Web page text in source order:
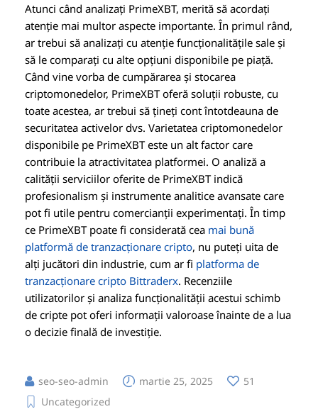
Atunci când analizați PrimeXBT, merită să acordați
atenție mai multor aspecte importante. În primul rând,
ar trebui să analizați cu atenție funcționalitățile sale și
să le comparați cu alte opțiuni disponibile pe piață.
Când vine vorba de cumpărarea și stocarea
criptomonedelor, PrimeXBT oferă soluții robuste, cu
toate acestea, ar trebui să țineți cont întotdeauna de
securitatea activelor dvs. Varietatea criptomonedelor
disponibile pe PrimeXBT este un alt factor care
contribuie la atractivitatea platformei. O analiză a
calității serviciilor oferite de PrimeXBT indică
profesionalism și instrumente analitice avansate care
pot fi utile pentru comercianții experimentați. În timp
ce PrimeXBT poate fi considerată cea mai bună
platformă de tranzacționare cripto, nu puteți uita de
alți jucători din industrie, cum ar fi platforma de
tranzacționare cripto Bittraderx. Recenziile
utilizatorilor și analiza funcționalității acestui schimb
de cripte pot oferi informații valoroase înainte de a lua
o decizie finală de investiție.
seo-seo-admin martie 25, 2025
51
Uncategorized